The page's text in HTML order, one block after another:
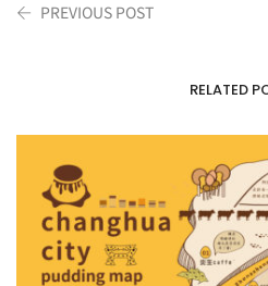
PREVIOUS POST
RELATED